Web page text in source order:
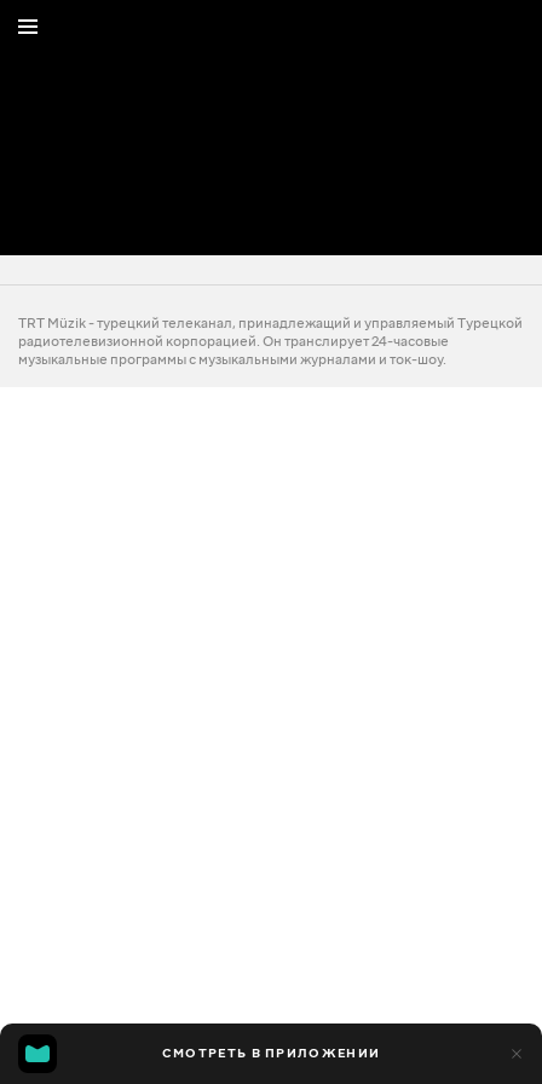
СМОТРЕТЬ В ПРИЛОЖЕНИИ
TRT Müzik - турецкий телеканал, принадлежащий и управляемый Турецкой
радиотелевизионной корпорацией. Он транслирует 24-часовые
музыкальные программы с музыкальными журналами и ток-шоу.